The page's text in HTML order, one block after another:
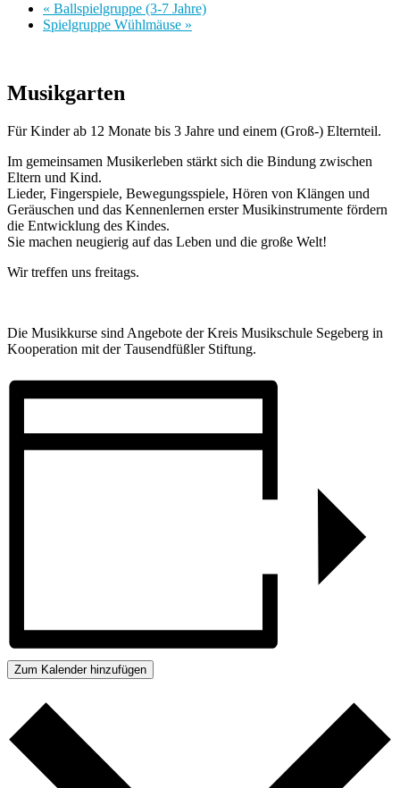
« Ballspielgruppe (3-7 Jahre)
Spielgruppe Wühlmäuse »
Musikgarten
Für Kinder ab 12 Monate bis 3 Jahre und einem (Groß-) Elternteil.
Im gemeinsamen Musikerleben stärkt sich die Bindung zwischen
Eltern und Kind.
Lieder, Fingerspiele, Bewegungsspiele, Hören von Klängen und
Geräuschen und das Kennenlernen erster Musikinstrumente fördern
die Entwicklung des Kindes.
Sie machen neugierig auf das Leben und die große Welt!
Wir treffen uns freitags.
Die Musikkurse sind Angebote der Kreis Musikschule Segeberg in
Kooperation mit der Tausendfüßler Stiftung.
Zum Kalender hinzufügen